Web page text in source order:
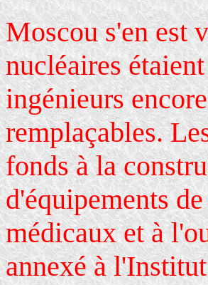
Moscou s'en est
nucléaires
ingénieurs
remplaçables.
fonds à la
d'équipements
médicaux et à
annexé à